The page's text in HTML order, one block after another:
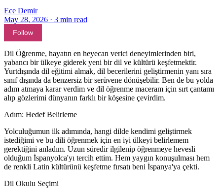
Ece Demir
May 28, 2026 · 3 min read
Follow
Dil Öğrenme, hayatın en heyecan verici deneyimlerinden biri,
yabancı bir ülkeye giderek yeni bir dil ve kültürü keşfetmektir.
Yurtdışında dil eğitimi almak, dil becerilerini geliştirmenin yanı sıra
sınıf dışında da benzersiz bir serüvene dönüşebilir. Ben de bu yolda
adım atmaya karar verdim ve dil öğrenme maceram için sırt çantamı
alıp gözlerimi dünyanın farklı bir köşesine çevirdim.
Adım: Hedef Belirleme
Yolculuğumun ilk adımında, hangi dilde kendimi geliştirmek
istediğimi ve bu dili öğrenmek için en iyi ülkeyi belirlemem
gerektiğini anladım. Uzun süredir ilgilenip öğrenmeye hevesli
olduğum İspanyolca'yı tercih ettim. Hem yaygın konuşulması hem
de renkli Latin kültürünü keşfetme fırsatı beni İspanya'ya çekti.
Dil Okulu Seçimi